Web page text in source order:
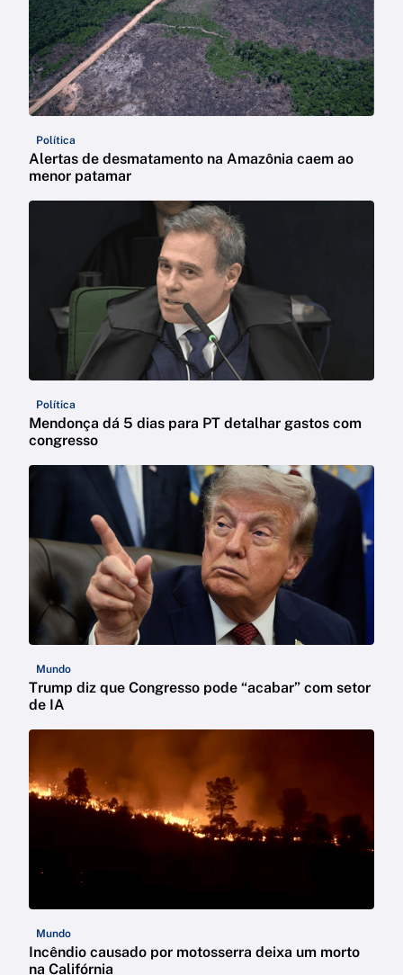
Política
Alertas de desmatamento na Amazônia caem ao
menor patamar
Política
Mendonça dá 5 dias para PT detalhar gastos com
congresso
Mundo
Trump diz que Congresso pode “acabar” com setor
de IA
Mundo
Incêndio causado por motosserra deixa um morto
na Califórnia